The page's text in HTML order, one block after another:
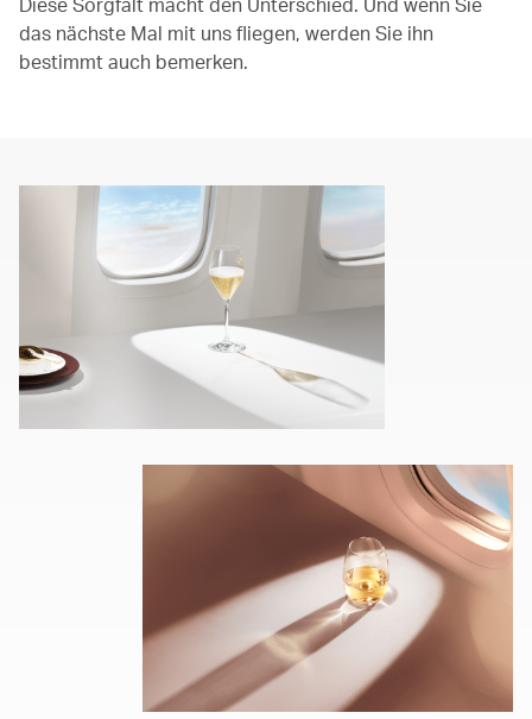
das nächste Mal mit uns fliegen, werden Sie ihn
bestimmt auch bemerken.